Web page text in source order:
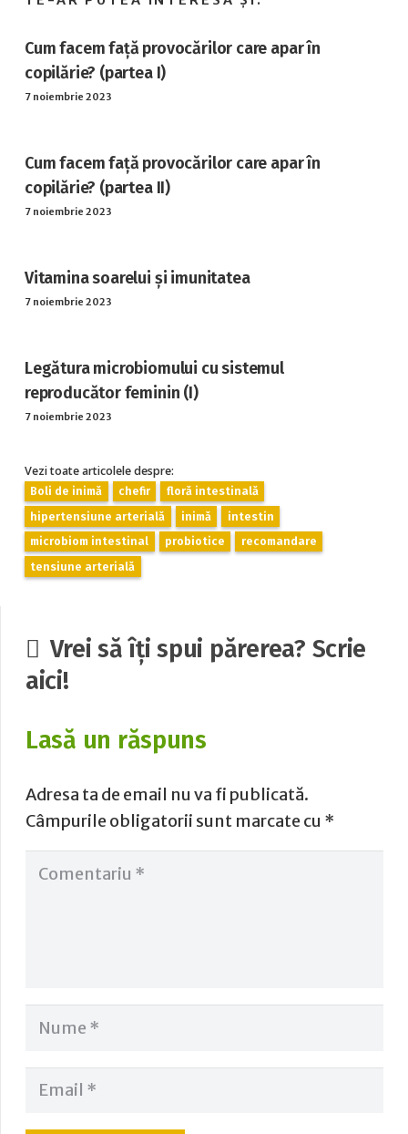
Cum facem față provocărilor care apar în
copilărie? (partea I)
7 noiembrie 2023
Cum facem față provocărilor care apar în
copilărie? (partea II)
7 noiembrie 2023
Vitamina soarelui și imunitatea
7 noiembrie 2023
Legătura microbiomului cu sistemul
reproducător feminin (I)
7 noiembrie 2023
Vezi toate articolele despre:
Boli de inimă chefir
floră intestinală
hipertensiune arterială
inimă
intestin
microbiom intestinal
probiotice
recomandare
tensiune arterială
Vrei să îți spui părerea? Scrie
aici!
Lasă un răspuns
Adresa ta de email nu va fi publicată.
Câmpurile obligatorii sunt marcate cu *